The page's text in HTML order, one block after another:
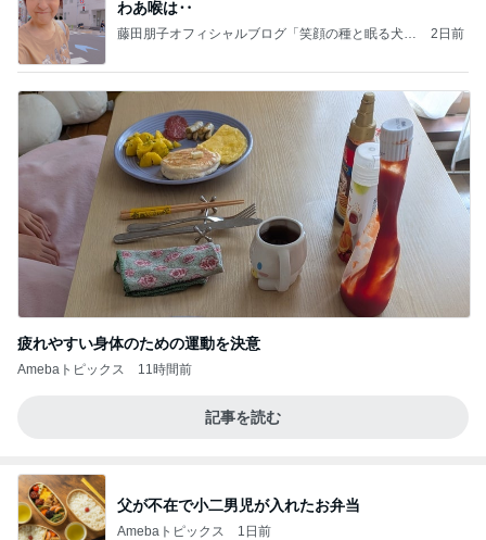
わあ喉は‥
藤田朋子オフィシャルブログ「笑顔の種と眠る犬」
2日前
疲れやすい身体のための運動を決意
Amebaトピックス 11時間前
記事を読む
父が不在で小二男児が入れたお弁当
Amebaトピックス 1日前